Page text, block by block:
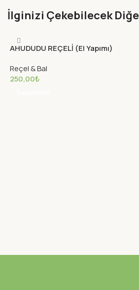
İlginizi Çekebilecek
AHUDUDU REÇELİ (El Yapımı)
Reçel & Bal
250,00₺